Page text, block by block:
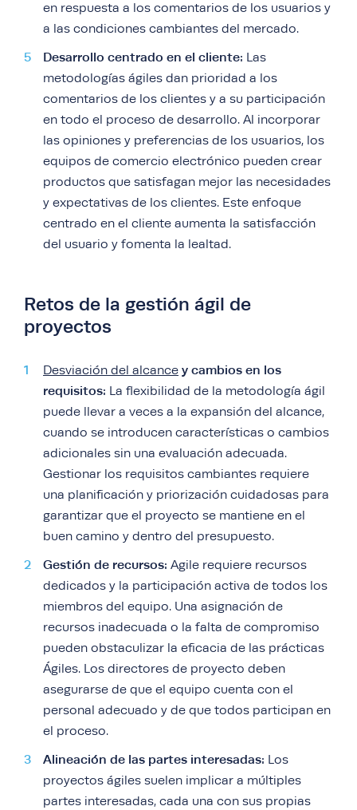
en respuesta a los comentarios de los usuarios y
a las condiciones cambiantes del mercado.
Desarrollo centrado en el cliente: Las
metodologías ágiles dan prioridad a los
comentarios de los clientes y a su participación
en todo el proceso de desarrollo. Al incorporar
las opiniones y preferencias de los usuarios, los
equipos de comercio electrónico pueden crear
productos que satisfagan mejor las necesidades
y expectativas de los clientes. Este enfoque
centrado en el cliente aumenta la satisfacción
del usuario y fomenta la lealtad.
Retos de la gestión ágil de
proyectos
Desviación del alcance y cambios en los
requisitos: La flexibilidad de la metodología ágil
puede llevar a veces a la expansión del alcance,
cuando se introducen características o cambios
adicionales sin una evaluación adecuada.
Gestionar los requisitos cambiantes requiere
una planificación y priorización cuidadosas para
garantizar que el proyecto se mantiene en el
buen camino y dentro del presupuesto.
Gestión de recursos: Agile requiere recursos
dedicados y la participación activa de todos los
miembros del equipo. Una asignación de
recursos inadecuada o la falta de compromiso
pueden obstaculizar la eficacia de las prácticas
Ágiles. Los directores de proyecto deben
asegurarse de que el equipo cuenta con el
personal adecuado y de que todos participan en
el proceso.
Alineación de las partes interesadas: Los
proyectos ágiles suelen implicar a múltiples
partes interesadas, cada una con sus propias